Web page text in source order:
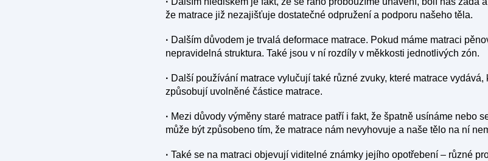
že matrace již nezajišťuje dostatečné odpružení a podporu našeho těla.
· Dalším důvodem je trvalá deformace matrace. Pokud máme matraci
nepravidelná struktura. Také jsou v ní rozdíly v měkkosti jednotlivých zón.
· Další používání matrace vylučují také různé zvuky, které matrace
způsobují uvolněné částice matrace.
· Mezi důvody výměny staré matrace patří i fakt, že špatně usínáme nebo
může být způsobeno tím, že matrace nám nevyhovuje a naše tělo na ní
· Také se na matraci objevují viditelné známky jejího opotřebení – různé